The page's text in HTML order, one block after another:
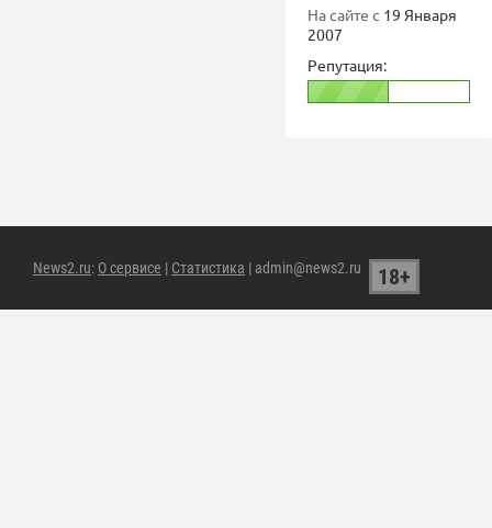
На сайте с 19 Января
2007
Репутация:
News2.ru: О сервисе | Статистика | admin@news2.ru 18+